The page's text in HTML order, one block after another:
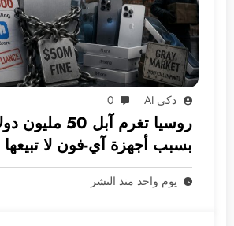
ذكي AI 0
روسيا تغرم آبل 50
بسبب أجهزة آي-فون لا
يوم واحد منذ النشر